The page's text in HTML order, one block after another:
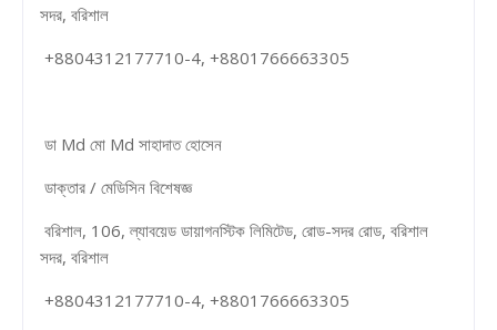
সদর, বরিশাল
+8804312177710-4, +8801766663305
ডা Md মো Md সাহাদাত হোসেন
ডাক্তার / মেডিসিন বিশেষজ্ঞ
বরিশাল, 106, ল্যাবয়েড ডায়াগনস্টিক লিমিটেড, রোড-সদর রোড, বরিশাল
সদর, বরিশাল
+8804312177710-4, +8801766663305